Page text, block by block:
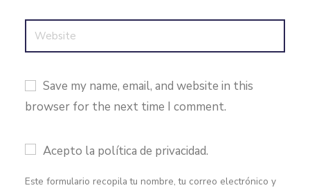
Save my name, email, and website in this
browser for the next time I comment.
Acepto la política de privacidad.
Este formulario recopila tu nombre, tu correo electrónico y